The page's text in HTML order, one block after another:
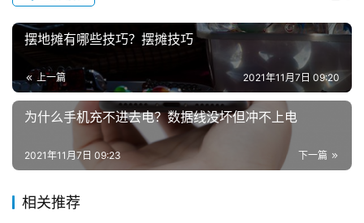
摆地摊有哪些技巧？摆摊技巧
上一篇 2021年11月7日 09:20
为什么手机充不进去电？数据线没坏但冲不上电
下一篇
2021年11月7日 09:23
相关推荐